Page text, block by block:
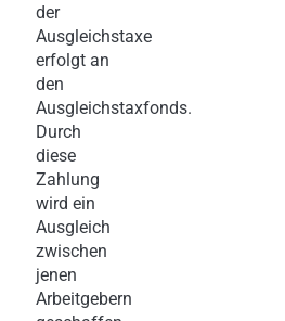
der
Ausgleichstaxe
erfolgt an
den
Ausgleichstaxfonds.
Durch
diese
Zahlung
wird ein
Ausgleich
zwischen
jenen
Arbeitgebern